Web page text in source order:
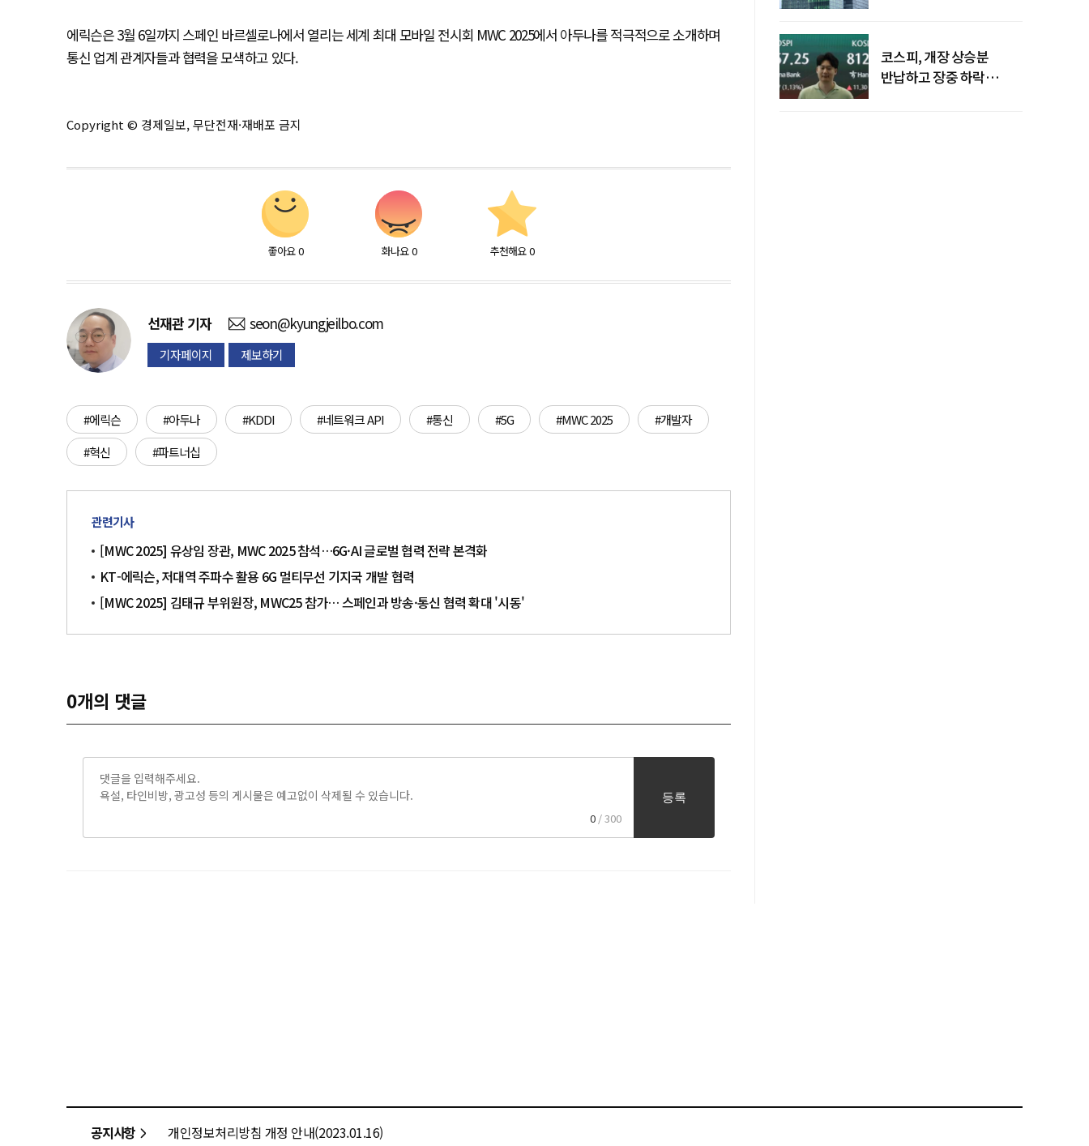
에릭슨은 3월 6일까지 스페인 바르셀로나에서 열리는 세계 최대 모바일 전시회 MWC 2025에서 아두나를 적극적으로 소개하며
통신 업계 관계자들과 협력을 모색하고 있다.
Copyright © 경제일보, 무단전재·재배포 금지
좋아요 0 화나요 0 추천해요 0
선재관 기자 seon@kyungjeilbo.com
기자페이지 제보하기
#에릭슨 #아두나 #KDDI #네트워크 API #통신 #5G #MWC 2025
#개발자
#혁신
#파트너십
관련기사
[MWC 2025] 유상임 장관, MWC 2025 참석…6G·AI 글로벌 협력 전략 본격화
KT-에릭슨, 저대역 주파수 활용 6G 멀티무선 기지국 개발 협력
[MWC 2025] 김태규 부위원장, MWC25 참가… 스페인과 방송·통신 협력 확대 '시동'
0개의 댓글
0 / 300
등록
코스피, 개장 상승분
반납하고 장중 하락
공지사항 개인정보처리방침 개정 안내(2023.01.16)